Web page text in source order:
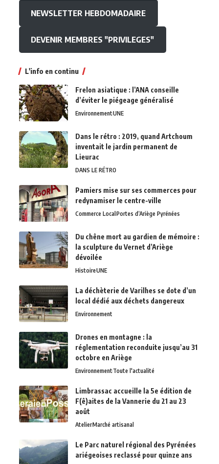
NEWSLETTER HEBDOMADAIRE
DEVENIR MEMBRES "PRIVILEGES"
L'info en continu
Frelon asiatique : l’ANA conseille
d’éviter le piégeage généralisé
EnvironnementUNE
Dans le rétro : 2019, quand Artchoum
inventait le jardin permanent de
Lieurac
DANS LE RÉTRO
Pamiers mise sur ses commerces pour
redynamiser le centre-ville
Commerce LocalPortes d’Ariège Pyrénées
Du chêne mort au gardien de mémoire :
la sculpture du Vernet d’Ariège
dévoilée
HistoireUNE
La déchèterie de Varilhes se dote d’un
local dédié aux déchets dangereux
Environnement
Drones en montagne : la
réglementation reconduite jusqu’au 31
octobre en Ariège
EnvironnementToute l'actualité
Limbrassac accueille la 5e édition de
F(ê)aites de la Vannerie du 21 au 23
août
AtelierMarché artisanal
Le Parc naturel régional des Pyrénées
ariégeoises reclassé pour quinze ans